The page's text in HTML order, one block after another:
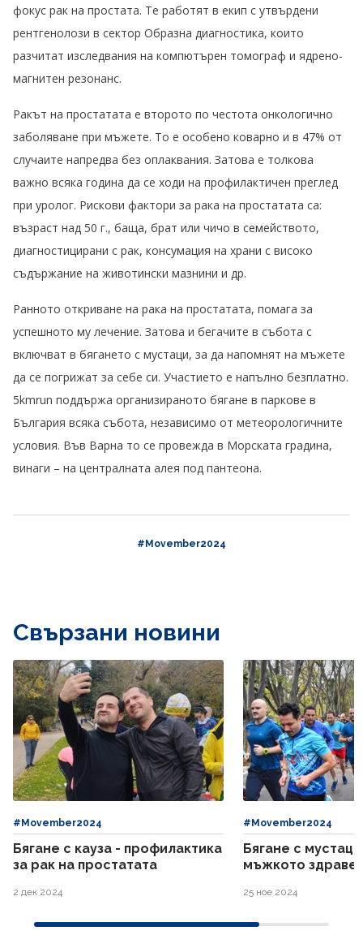
фокус рак на простата. Те работят в екип с утвърдени
рентгенолози в сектор Образна диагностика, които
разчитат изследвания на компютърен томограф и ядрено-
магнитен резонанс.
Ракът на простатата е второто по честота онкологично
заболяване при мъжете. То е особено коварно и в 47% от
случаите напредва без оплаквания. Затова е толкова
важно всяка година да се ходи на профилактичен преглед
при уролог. Рискови фактори за рака на простатата са:
възраст над 50 г., баща, брат или чичо в семейството,
диагностицирани с рак, консумация на храни с високо
съдържание на животински мазнини и др.
Ранното откриване на рака на простатата, помага за
успешното му лечение. Затова и бегачите в събота с
включват в бягането с мустаци, за да напомнят на мъжете
да се погрижат за себе си. Участието е напълно безплатно.
5kmrun поддържа организираното бягане в паркове в
България всяка събота, независимо от метеорологичните
условия. Във Варна то се провежда в Морската градина,
винаги – на централната алея под пантеона.
#Movember2024
Свързани новини
#Movember2024
Бягане с кауза - профилактика
за рак на простатата
2 дек 2024
#Movember2024
Бягане с
мъжкото здраве
25 ное 2024